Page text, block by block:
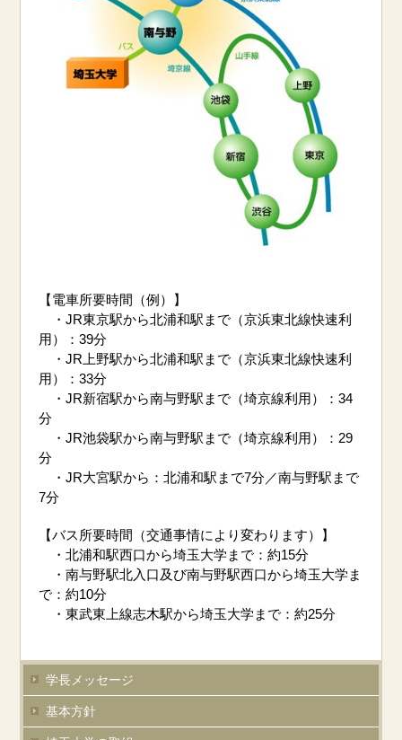
学長メッセージ
基本方針
【電車所要時間（例）】
・JR東京駅から北浦和駅まで（京浜東北線快速利
用）：39分
・JR上野駅から北浦和駅まで（京浜東北線快速利
用）：33分
・JR新宿駅から南与野駅まで（埼京線利用）：34
分
・JR池袋駅から南与野駅まで（埼京線利用）：29
分
・JR大宮駅から：北浦和駅まで7分／南与野駅まで
7分
【バス所要時間（交通事情により変わります）】
・北浦和駅西口から埼玉大学まで：約15分
・南与野駅北入口及び南与野駅西口から埼玉大学ま
で：約10分
・東武東上線志木駅から埼玉大学まで：約25分